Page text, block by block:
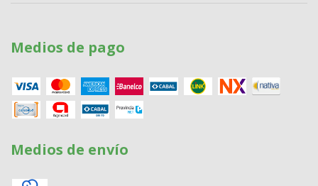
Medios de pago
Medios de envío